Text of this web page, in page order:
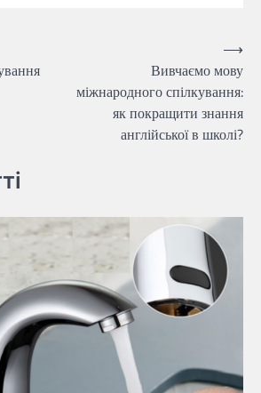
Вивчаємо мову
міжнародного спілкування:
як покращити знання
англійської в школі?
⟶